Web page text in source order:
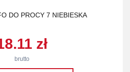
DO PROCY 7 NIEBIESKA
zł
brutto